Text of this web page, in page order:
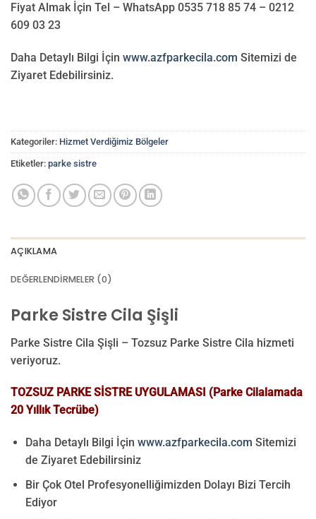
Fiyat Almak İçin Tel – WhatsApp 0535 718 85 74 – 0212
609 03 23
Daha Detaylı Bilgi İçin www.azfparkecila.com Sitemizi de
Ziyaret Edebilirsiniz.
Kategoriler: Hizmet Verdiğimiz Bölgeler
Etiketler: parke sistre
AÇIKLAMA
DEĞERLENDIRMELER (0)
Parke Sistre Cila Şişli
Parke Sistre Cila Şişli – Tozsuz Parke Sistre Cila hizmeti
veriyoruz.
TOZSUZ PARKE SİSTRE UYGULAMASI (Parke Cilalamada
20 Yıllık Tecrübe)
Daha Detaylı Bilgi İçin www.azfparkecila.com Sitemizi
de Ziyaret Edebilirsiniz
Bir Çok Otel Profesyonelliğimizden Dolayı Bizi Tercih
Ediyor